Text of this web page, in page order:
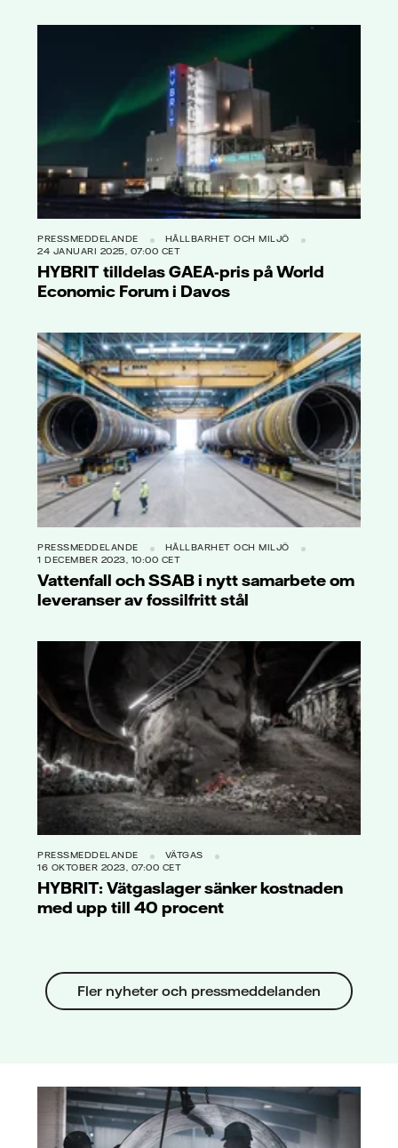
PRESSMEDDELANDE
HÅLLBARHET OCH MILJÖ
24 JANUARI 2025, 07:00 CET
HYBRIT tilldelas GAEA-pris på World
Economic Forum i Davos
PRESSMEDDELANDE
HÅLLBARHET OCH MILJÖ
1 DECEMBER 2023, 10:00 CET
Vattenfall och SSAB i nytt samarbete om
leveranser av fossilfritt stål
PRESSMEDDELANDE
VÄTGAS
16 OKTOBER 2023, 07:00 CET
HYBRIT: Vätgaslager sänker kostnaden
med upp till 40 procent
Fler nyheter och pressmeddelanden